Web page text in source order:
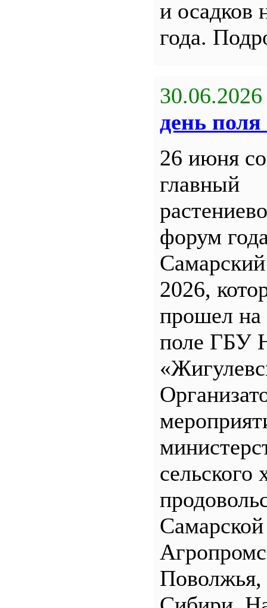
и осадков
года.
30.06.2026
день поля
26 июня
главный
форум
2026,
прошел
поле ГБУ
сельского
Поволжья,